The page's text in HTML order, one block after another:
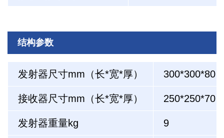
结构参数
发射器尺寸mm（长*宽*厚） 300*300*80
接收器尺寸mm（长*宽*厚） 250*250*70
发射器重量kg 9